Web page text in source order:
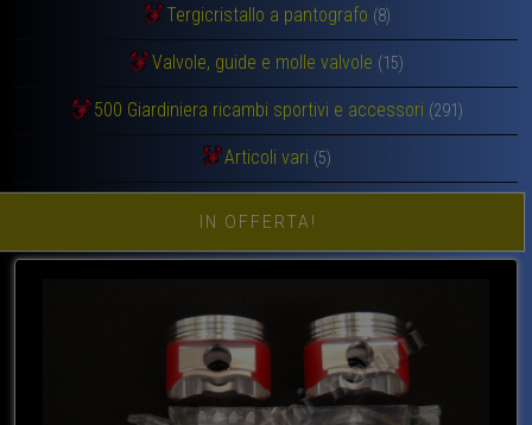
Tergicristallo a pantografo (8)
Valvole, guide e molle valvole (15)
500 Giardiniera ricambi sportivi e accessori (291)
Articoli vari (5)
IN OFFERTA!